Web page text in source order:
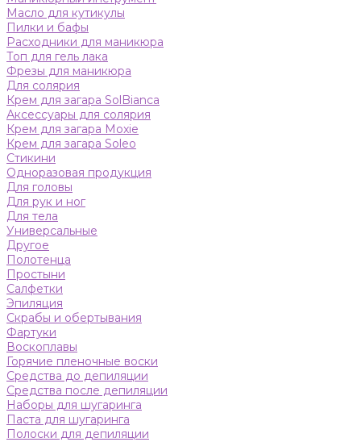
Масло для кутикулы
Пилки и бафы
Расходники для маникюра
Топ для гель лака
Фрезы для маникюра
Для солярия
Крем для загара SolBianca
Аксессуары для солярия
Крем для загара Moxie
Крем для загара Soleo
Стикини
Одноразовая продукция
Для головы
Для рук и ног
Для тела
Универсальные
Другое
Полотенца
Простыни
Салфетки
Эпиляция
Скрабы и обертывания
Фартуки
Воскоплавы
Горячие пленочные воски
Средства до депиляции
Средства после депиляции
Наборы для шугаринга
Паста для шугаринга
Полоски для депиляции